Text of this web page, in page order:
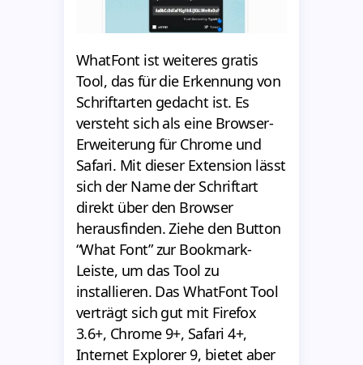
WhatFont ist weiteres gratis
Tool, das für die Erkennung von
Schriftarten gedacht ist. Es
versteht sich als eine Browser-
Erweiterung für Chrome und
Safari. Mit dieser Extension lässt
sich der Name der Schriftart
direkt über den Browser
herausfinden. Ziehe den Button
“What Font” zur Bookmark-
Leiste, um das Tool zu
installieren. Das WhatFont Tool
verträgt sich gut mit Firefox
3.6+, Chrome 9+, Safari 4+,
Internet Explorer 9, bietet aber